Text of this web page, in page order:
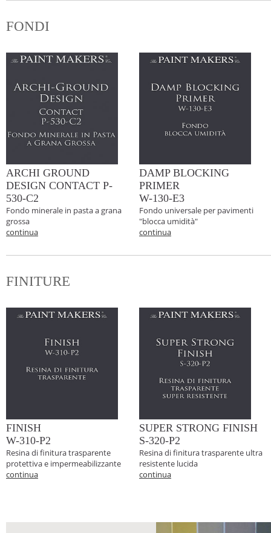
FONDI
ARCHI GROUND
DESIGN CONTACT P-
530-C2
Fondo minerale in pasta a grana
grossa
continua
DAMP BLOCKING
PRIMER
W-130-E3
Fondo universale per pavimenti
"blocca umidità"
continua
FINITURE
FINISH
W-310-P2
Resina di finitura trasparente
protettiva e impermeabilizzante
continua
SUPER STRONG FINISH
S-320-P2
Resina di finitura trasparente ultra
resistente lucida
continua